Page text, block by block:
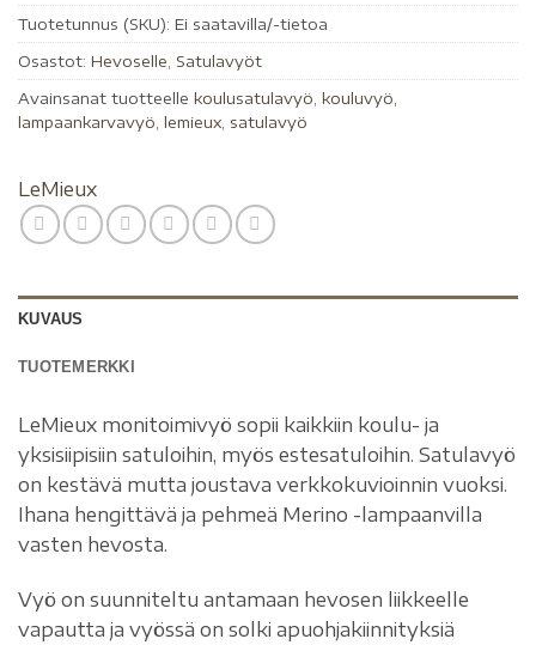
Tuotetunnus (SKU): Ei saatavilla/-tietoa
Osastot: Hevoselle Satulavyöt
Avainsanat tuotteelle koulusatulavyö kouluvyö
lampaankarvavyö lemieux satulavyö
LeMieux
KUVAUS
TUOTEMERKKI
LeMieux monitoimivyö sopii kaikkiin koulu- ja
yksisiipisiin satuloihin, myös estesatuloihin. Satulavyö
on kestävä mutta joustava verkkokuvioinnin vuoksi.
Ihana hengittävä ja pehmeä Merino -lampaanvilla
vasten hevosta.
Vyö on suunniteltu antamaan hevosen liikkeelle
vapautta ja vyössä on solki apuohjakiinnityksiä